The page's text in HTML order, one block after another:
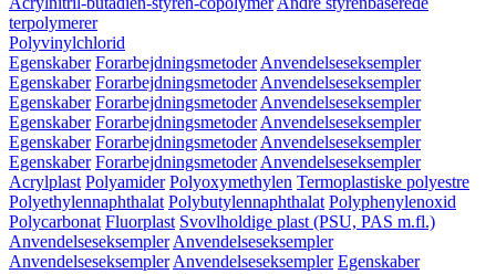
terpolymerer
Polyvinylchlorid
Egenskaber Forarbejdningsmetoder Anvendelseseksempler
Egenskaber Forarbejdningsmetoder Anvendelseseksempler
Egenskaber Forarbejdningsmetoder Anvendelseseksempler
Egenskaber Forarbejdningsmetoder Anvendelseseksempler
Egenskaber Forarbejdningsmetoder Anvendelseseksempler
Egenskaber Forarbejdningsmetoder Anvendelseseksempler
Acrylplast Polyamider Polyoxymethylen Termoplastiske polyestre
Polyethylennaphthalat Polybutylennaphthalat Polyphenylenoxid
Polycarbonat Fluorplast Svovlholdige plast (PSU, PAS m.fl.)
Anvendelseseksempler Anvendelseseksempler
Anvendelseseksempler Anvendelseseksempler Egenskaber